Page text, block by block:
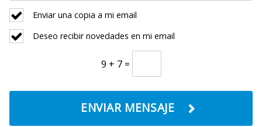
Enviar una copia a mi email
Deseo recibir novedades en mi email
9 + 7 =
ENVIAR MENSAJE